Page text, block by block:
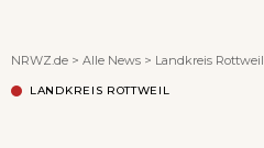
NRWZ.de > Alle News > Landkreis Rottweil
LANDKREIS ROTTWEIL